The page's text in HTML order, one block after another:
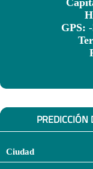
GPS:
PREDICCIÓN
Ciudad